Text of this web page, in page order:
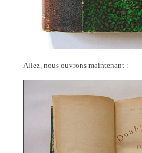
Allez, nous ouvrons maintenant :